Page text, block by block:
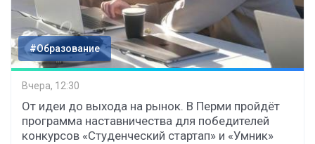
#Образование
Вчера, 12:30
От идеи до выхода на рынок. В Перми пройдёт
программа наставничества для победителей
конкурсов «Студенческий стартап» и «Умник»